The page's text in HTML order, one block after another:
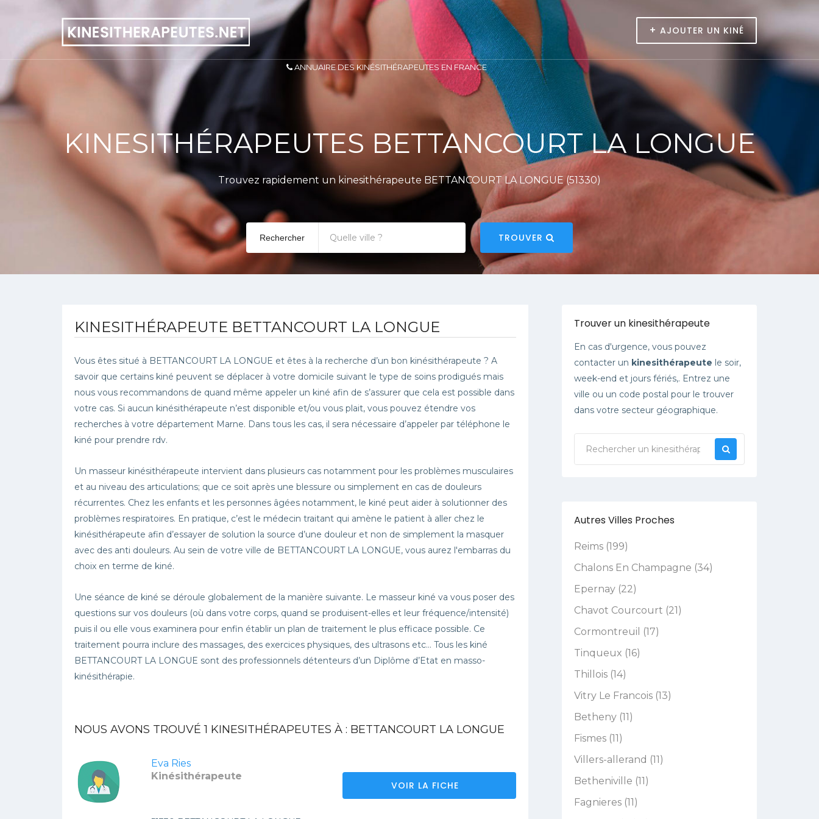
+ AJOUTER UN KINÉ
ANNUAIRE DES KINÉSITHÉRAPEUTES EN FRANCE
KINESITHÉRAPEUTES BETTANCOURT LA LONGUE
Trouvez rapidement un kinesithérapeute BETTANCOURT LA LONGUE (51330)
Rechercher TROUVER
KINESITHÉRAPEUTE BETTANCOURT LA LONGUE
Vous êtes situé à BETTANCOURT LA LONGUE et êtes à la recherche d’un bon kinésithérapeute ? A
savoir que certains kiné peuvent se déplacer à votre domicile suivant le type de soins prodigués mais
nous vous recommandons de quand même appeler un kiné afin de s’assurer que cela est possible dans
votre cas. Si aucun kinésithérapeute n’est disponible et/ou vous plait, vous pouvez étendre vos
recherches à votre département Marne. Dans tous les cas, il sera nécessaire d’appeler par téléphone le
kiné pour prendre rdv.
Un masseur kinésithérapeute intervient dans plusieurs cas notamment pour les problèmes musculaires
et au niveau des articulations; que ce soit après une blessure ou simplement en cas de douleurs
récurrentes. Chez les enfants et les personnes âgées notamment, le kiné peut aider à solutionner des
problèmes respiratoires. En pratique, c’est le médecin traitant qui amène le patient à aller chez le
kinésithérapeute afin d’essayer de solution la source d’une douleur et non de simplement la masquer
avec des anti douleurs. Au sein de votre ville de BETTANCOURT LA LONGUE, vous aurez l'embarras du
choix en terme de kiné.
Une séance de kiné se déroule globalement de la manière suivante. Le masseur kiné va vous poser des
questions sur vos douleurs (où dans votre corps, quand se produisent-elles et leur fréquence/intensité)
puis il ou elle vous examinera pour enfin établir un plan de traitement le plus efficace possible. Ce
traitement pourra inclure des massages, des exercices physiques, des ultrasons etc… Tous les kiné
BETTANCOURT LA LONGUE sont des professionnels détenteurs d’un Diplôme d’Etat en masso-
kinésithérapie.
NOUS AVONS TROUVÉ1 KINESITHÉRAPEUTES À : BETTANCOURT LA LONGUE
Eva Ries
Kinésithérapeute
VOIR LA FICHE
Trouver un kinesithérapeute
En cas d'urgence, vous pouvez
contacter un kinesithérapeute le soir,
week-end et jours fériés,. Entrez une
ville ou un code postal pour le trouver
dans votre secteur géographique.
Autres Villes Proches
Reims (199)
Chalons En Champagne (34)
Epernay (22)
Chavot Courcourt (21)
Cormontreuil (17)
Tinqueux (16)
Thillois (14)
Vitry Le Francois (13)
Betheny (11)
Fismes (11)
Villers-allerand (11)
Betheniville (11)
Fagnieres (11)